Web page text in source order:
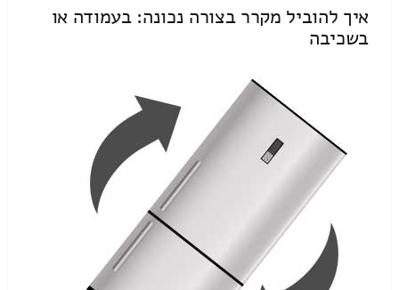
איך להוביל מקרר בצורה נכונה: בעמודה או
בשכיבה